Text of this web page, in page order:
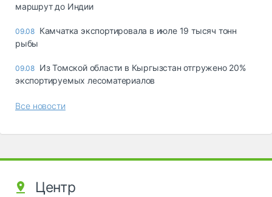
маршрут до Индии
09.08 Камчатка экспортировала в июле 19 тысяч тонн
рыбы
09.08 Из Томской области в Кыргызстан отгружено 20%
экспортируемых лесоматериалов
Все новости
Центр